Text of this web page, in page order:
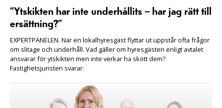
”Ytskikten har inte underhållits – har jag rätt till
ersättning?”
EXPERTPANELEN. När en lokalhyresgäst flyttar ut uppstår ofta frågor
om slitage och underhåll. Vad gäller om hyresgästen enligt avtalet
ansvarar för ytskikten men inte verkar ha skött dem?
Fastighetsjuristen svarar.